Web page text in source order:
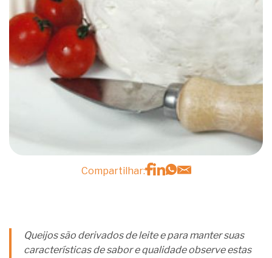
Compartilhar:
Queijos são derivados de leite e para manter suas
características de sabor e qualidade observe estas